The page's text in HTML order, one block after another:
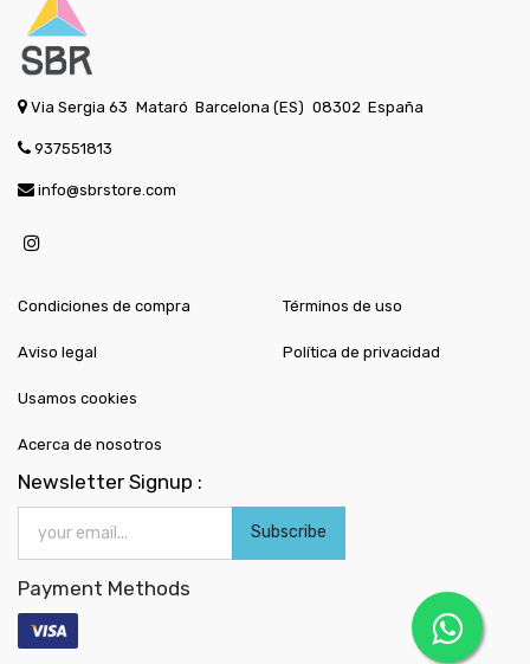
Via Sergia 63 Mataró Barcelona (ES) 08302 España
937551813
info@sbrstore.com
Condiciones de compra
Aviso legal
Términos de uso
Política de privacidad
Usamos cookies
Acerca de nosotros
Newsletter Signup :
Subscribe
Payment Methods